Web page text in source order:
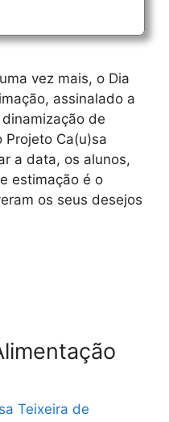
vez mais, o Dia
assinalado a
de
Ca(u)sa
a data, os alunos,
estimação é o
os seus desejos
Teixeira de